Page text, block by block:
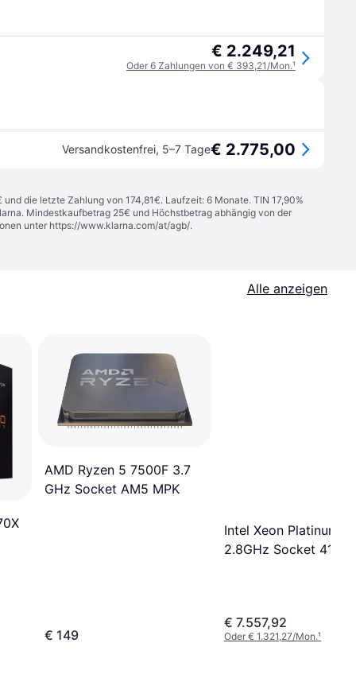
€ 2.249,21
Oder 6 Zahlungen von € 393,21/Mon.¹
Versandkostenfrei, 5–7 Tage€ 2.775,00
die letzte Zahlung von 174,81€. Laufzeit: 6 Monate. TIN 17,90%
Mindestkaufbetrag 25€ und Höchstbetrag abhängig von der
unter https://www.klarna.com/at/agb/.
Alle anzeigen
AMD Ryzen 5 7500F 3.7
GHz Socket AM5 MPK
€ 149
Intel Xeon Platinum
2.8GHz Socket 4189
€ 7.557,92
Oder € 1.321,27/Mon.¹